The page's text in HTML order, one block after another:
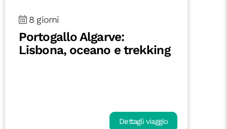
8 giorni
Portogallo Algarve:
Lisbona, oceano e trekking
Dettagli viaggio